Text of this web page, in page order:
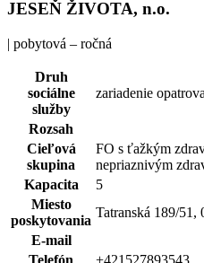
JESEŇ ŽIVOTA, n.o.
| pobytová – ročná
Druh
sociálne
služby
zariadenie
Rozsah
Cieľová
skupina
FO s ťažkým
nepriaznivým
Kapacita
5
Miesto
poskytovania
Tatranská 189/
E-mail
Telefón
+421527893543